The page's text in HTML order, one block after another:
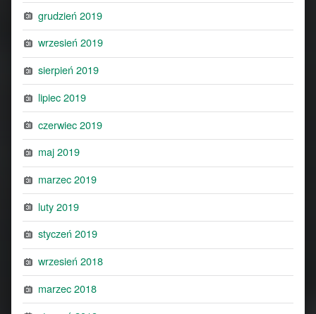
grudzień 2019
wrzesień 2019
sierpień 2019
lipiec 2019
czerwiec 2019
maj 2019
marzec 2019
luty 2019
styczeń 2019
wrzesień 2018
marzec 2018